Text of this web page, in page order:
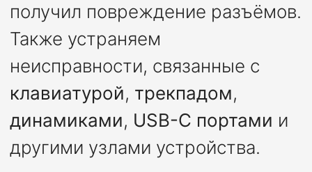
получил повреждение разъёмов.
Также устраняем
неисправности, связанные с
клавиатурой, трекпадом,
динамиками, USB-C портами и
другими узлами устройства.